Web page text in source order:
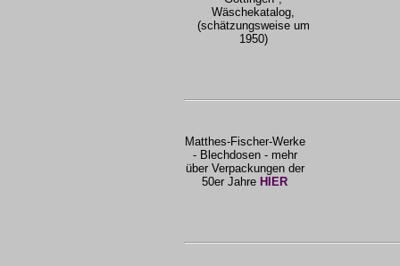
Wäschekatalog,
(schätzungsweise um
1950)
Matthes-Fischer-Werke
- Blechdosen - mehr
über Verpackungen der
50er Jahre HIER